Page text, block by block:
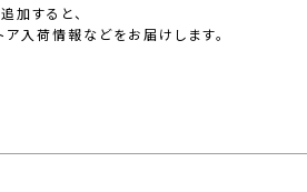
加すると、
入荷情報などをお届けします。